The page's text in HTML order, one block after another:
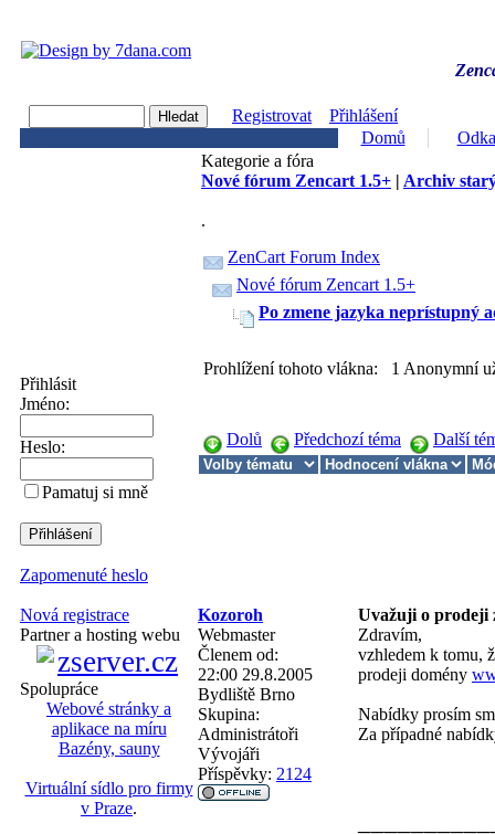
Registrovat
Přihlášení
Domů
Přihlásit
Jméno:
Heslo:
Pamatuj si mně
Zapomenuté heslo
Nová registrace
Partner a hosting webu
Spolupráce
Webové stránky a
aplikace na míru
Bazény, sauny
Virtuální sídlo pro firmy
v Praze.
Kategorie a fóra
Nové fórum Zencart 1.5+ | Archiv
.
ZenCart Forum Index
Nové fórum Zencart 1.5+
Po zmene jazyka neprístupný
Prohlížení tohoto vlákna: 1 Anonymní
Dolů Předchozí téma Další
Kozoroh
Uvažuji o prodeji
Webmaster
Členem od:
22:00 29.8.2005
Bydliště Brno
Skupina:
Administrátoři
Vývojáři
Příspěvky: 2124
Zdravím,
vzhledem k tomu,
prodeji domény
Nabídky prosím
Za případné